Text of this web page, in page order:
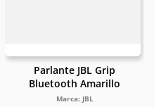
Parlante JBL Grip
Bluetooth Amarillo
JBL